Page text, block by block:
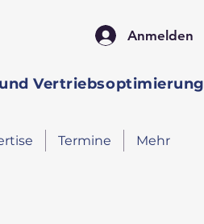
Termine Mehr
Vertriebsoptimierung
Anmelden